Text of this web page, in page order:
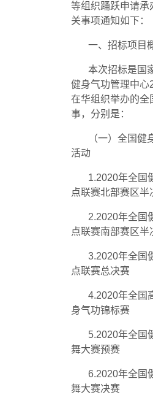
等组织踊跃申请承
关事项通知如下：
一、招标项目
本次招标是国
健身气功管理中心
在华组织举办的全
事，分别是：
（一）全国健
活动
1.2020年全国
点联赛北部赛区半
2.2020年全国
点联赛南部赛区半
3.2020年全国
点联赛总决赛
4.2020年全国
身气功锦标赛
5.2020年全国
舞大赛预赛
6.2020年全国
舞大赛决赛